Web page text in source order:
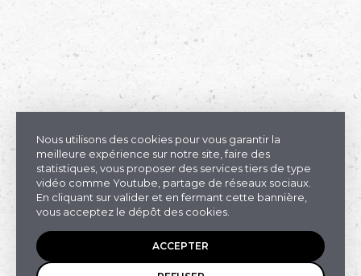
Nous utilisons des cookies pour vous garantir la
meilleure expérience sur notre site, faire des
statistiques, vous proposer des services tiers de type
vidéo comme Youtube, partage de réseaux sociaux.
En cliquant sur valider et en fermant cette bannière,
vous acceptez le dépôt des cookies.
ACCEPTER